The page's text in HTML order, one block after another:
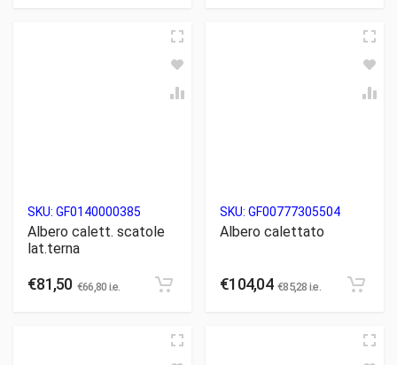
SKU: GF0140000385
Albero calett. scatole
lat.terna
€81,50 €66,80 i.e.
SKU: GF00777305504
Albero calettato
€104,04 €85,28 i.e.